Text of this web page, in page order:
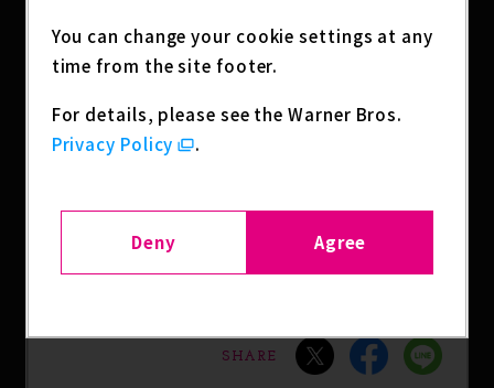
Sorry, this entry is only available in
アニメ『ジョジョの奇妙な冒険 ストーンオーシャ
ン』の刺繍缶バッジが登場！
店、雑貨店にて発売】
SHARE
You can change your cookie settings at any
time from the site footer.
For details, please see the Warner Bros.
Privacy Policy
.
Deny Agree